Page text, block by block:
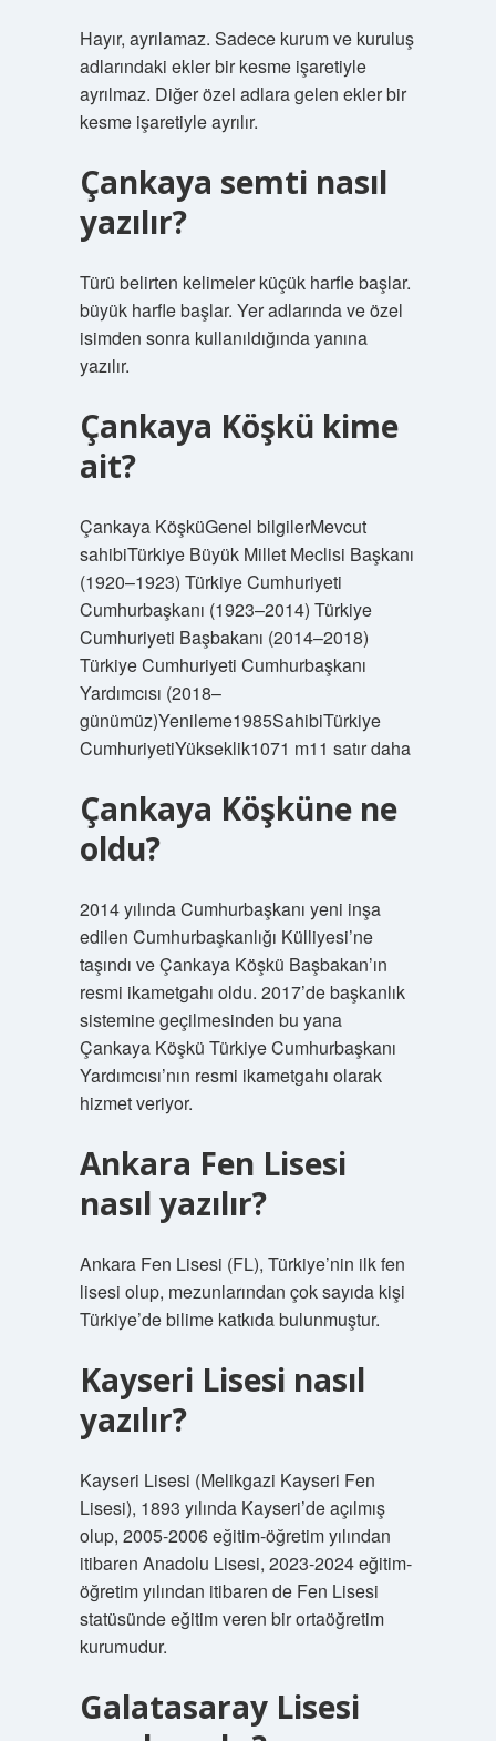
Hayır, ayrılamaz. Sadece kurum ve kuruluş
adlarındaki ekler bir kesme işaretiyle
ayrılmaz. Diğer özel adlara gelen ekler bir
kesme işaretiyle ayrılır.
Çankaya semti nasıl
yazılır?
Türü belirten kelimeler küçük harfle başlar.
büyük harfle başlar. Yer adlarında ve özel
isimden sonra kullanıldığında yanına
yazılır.
Çankaya Köşkü kime
ait?
Çankaya KöşküGenel bilgilerMevcut
sahibiTürkiye Büyük Millet Meclisi Başkanı
(1920–1923) Türkiye Cumhuriyeti
Cumhurbaşkanı (1923–2014) Türkiye
Cumhuriyeti Başbakanı (2014–2018)
Türkiye Cumhuriyeti Cumhurbaşkanı
Yardımcısı (2018–
günümüz)Yenileme1985SahibiTürkiye
CumhuriyetiYükseklik1071 m11 satır daha
Çankaya Köşküne ne
oldu?
2014 yılında Cumhurbaşkanı yeni inşa
edilen Cumhurbaşkanlığı Külliyesi’ne
taşındı ve Çankaya Köşkü Başbakan’ın
resmi ikametgahı oldu. 2017’de başkanlık
sistemine geçilmesinden bu yana
Çankaya Köşkü Türkiye Cumhurbaşkanı
Yardımcısı’nın resmi ikametgahı olarak
hizmet veriyor.
Ankara Fen Lisesi
nasıl yazılır?
Ankara Fen Lisesi (FL), Türkiye’nin ilk fen
lisesi olup, mezunlarından çok sayıda kişi
Türkiye’de bilime katkıda bulunmuştur.
Kayseri Lisesi nasıl
yazılır?
Kayseri Lisesi (Melikgazi Kayseri Fen
Lisesi), 1893 yılında Kayseri’de açılmış
olup, 2005-2006 eğitim-öğretim yılından
itibaren Anadolu Lisesi, 2023-2024 eğitim-
öğretim yılından itibaren de Fen Lisesi
statüsünde eğitim veren bir ortaöğretim
kurumudur.
Galatasaray Lisesi